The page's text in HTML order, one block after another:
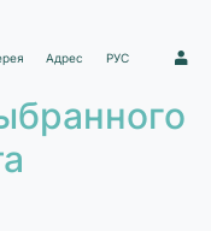
Адрес РУС 1